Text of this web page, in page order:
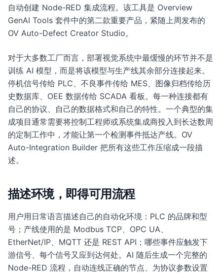
自动创建 Node-RED 集成流程。该工具是 Overview
GenAI Tools 套件中的第二款重要产品，紧随上周发布的
OV Auto-Defect Creator Studio。
对于大多数工厂而言，部署视觉系统中最缓慢的环节并不是
训练 AI 模型，而是将该模型与生产线其余部分连接起来。
停机信号传给 PLC、不良事件传给 MES、图像归档传给历
史数据库、OEE 数据传给 SCADA 看板。每一种连接都有
自己的协议、自己的数据格式和自己的特性。一个典型的集
成项目通常需要将控制工程师或系统集成商投入到长达数周
的定制工作中，才能让第一个检测事件抵达产线。OV
Auto-Integration Builder 把所有这些工作压缩成一段描
述。
描述环境，即得可用流程
用户用日常语言描述自己的自动化环境：PLC 的品牌和型
号；产线使用的是 Modbus TCP、OPC UA、
EtherNet/IP、MQTT 还是 REST API；哪些事件应触发下
游信号、每个信号又应到达何处。AI 随后生成一个完整的
Node-RED 流程，自动连线正确的节点、为协议参数设置